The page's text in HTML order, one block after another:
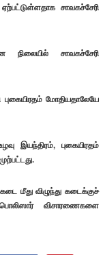
சாவகச்சேரி
நிலையில் சாவகச்சேரி
புகையிரதம் மோதியதாலேயே
இயந்திரம், புகையிரதம்
மீது விழுந்து கடைக்குச்
விசாரணைகளை